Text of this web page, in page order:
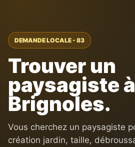
DEMANDE LOCALE - 83
Trouver un
paysagiste à
Brignoles.
Vous cherchez un paysagiste
création jardin, taille,